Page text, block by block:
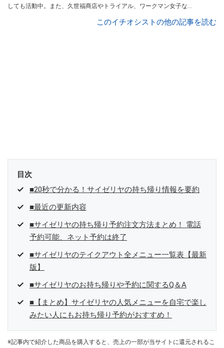
しても活動中。また、久世福商店やトライアル、ワークマン女子など
、集英社「週刊プレイボーイ」、宝島
このイチオシストの他の記事を読む
目次
■20秒で分かる！サイゼリヤの持ち帰り情報を要約
■最近の更新内容
■サイゼリヤの持ち帰り予約注文方法まとめ！ 電話
予約可能、ネット予約は終了
■サイゼリヤのテイクアウト全メニュー一覧表【最新
版】
■サイゼリヤのお持ち帰りや予約に関するQ＆A
■【まとめ】サイゼリヤの人気メニューを自宅で楽し
みたい人にもお持ち帰り予約がおすすめ！
※記事内で紹介した商品を購入すると、売上の一部が当サイトに還元されるこ